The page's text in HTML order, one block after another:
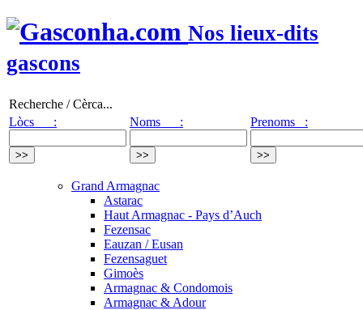
Nos lieux-dits
gascons
Recherche / Cèrca...
Lòcs :
Noms : Prenoms :
Grand Armagnac
Astarac
Haut Armagnac - Pays d’Auch
Fezensac
Eauzan / Eusan
Fezensaguet
Gimoès
Armagnac & Condomois
Armagnac & Adour